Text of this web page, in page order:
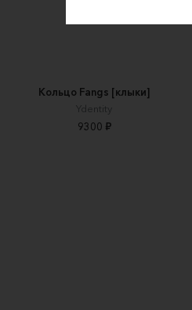
Кольцо Fangs [клыки]
Ydentity
9300 ₽